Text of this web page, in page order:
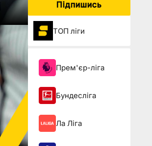
Підпишись
ТОП ліги
Прем'єр-ліга
Бундесліга
Ла Ліга